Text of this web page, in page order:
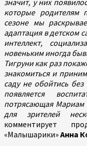
которые родителям
сезоне мы
адаптация в детском
интеллект,
новеньким иногда
Тигруни как раз
знакомиться и
саду не обойтись
появляется
потрясающая Мариам
для зрителей
комментирует
«Малышарики»Анна